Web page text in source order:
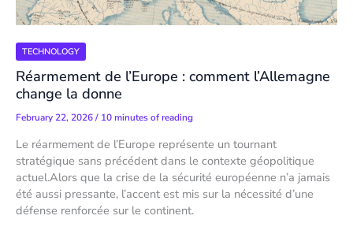
TECHNOLOGY
Réarmement de l’Europe : comment l’Allemagne
change la donne
February 22, 2026/ 10 minutes of reading
Le réarmement de l’Europe représente un tournant
stratégique sans précédent dans le contexte géopolitique
actuel.Alors que la crise de la sécurité européenne n’a jamais
été aussi pressante, l’accent est mis sur la nécessité d’une
défense renforcée sur le continent.